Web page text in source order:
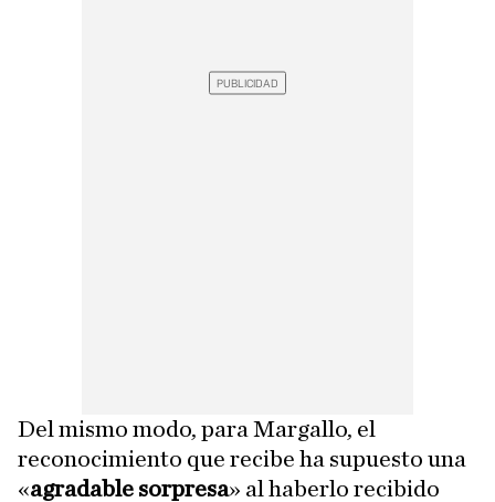
Del mismo modo, para Margallo, el
reconocimiento que recibe ha supuesto una
«agradable sorpresa» al haberlo recibido